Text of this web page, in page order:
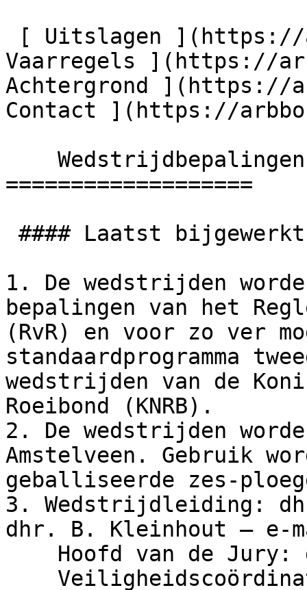
Vaarregels ](https://
Achtergrond ](https://
Contact ](https://
===================
1. De wedstrijden
bepalingen van het
(RvR) en voor zo ver
standaardprogramma
wedstrijden van de
Roeibond (KNRB).
2. De wedstrijden
Amstelveen. Gebruik
geballiseerde zes-
3. Wedstrijdleiding:
dhr. B. Kleinhout –